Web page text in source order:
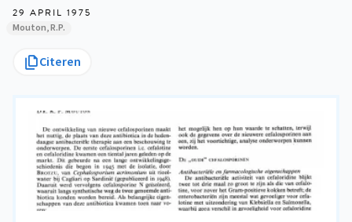
29 APRIL 1975
Mouton, R.P.
Citeren